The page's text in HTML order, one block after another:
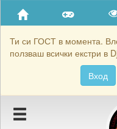
Ти си ГОСТ в момента.
ползваш всички екстри в
Вход
Приятели
Хронология на игри
Подаръците на